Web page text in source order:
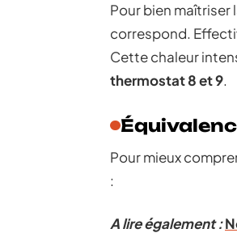
Pour bien
correspond.
Cette chaleur
thermostat 8 et 9.
Pour mieux
:
A lire également :